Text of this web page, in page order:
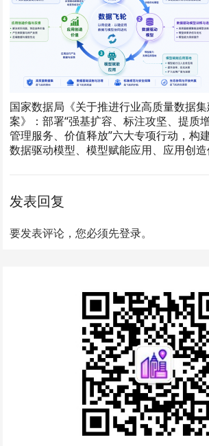
国家数据局《关于推进行业高质量数据
案》：部署“强基扩容、标注攻坚、提质
管理服务、价值释放”六大专项行动，构
数据驱动模型、模型赋能应用、应用创
发表回复
要发表评论，您必须先登录。